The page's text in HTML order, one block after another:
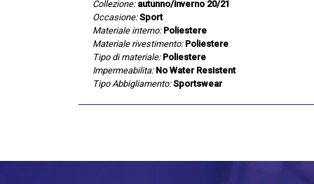
Collezione: autunno/inverno 20/21
Occasione: Sport
Materiale interno: Poliestere
Materiale rivestimento: Poliestere
Tipo di materiale: Poliestere
Impermeabilita: No Water Resistent
Tipo Abbigliamento: Sportswear